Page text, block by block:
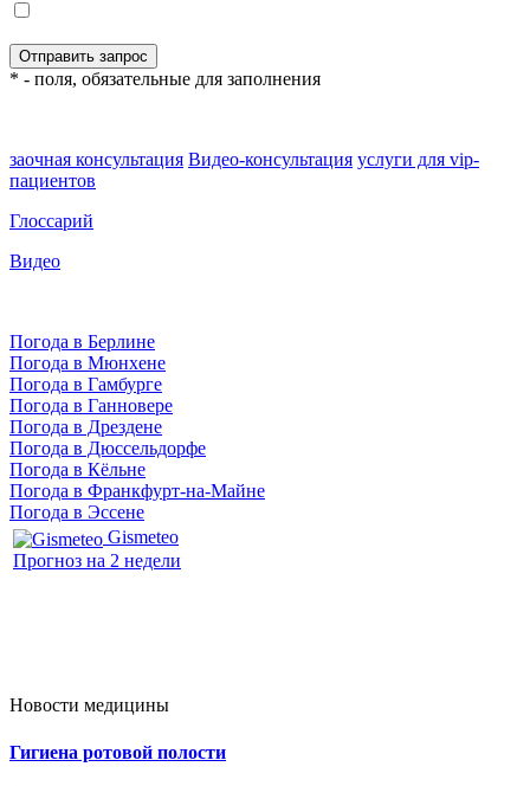
* - поля, обязательные для заполнения
заочная консультация Видео-консультация услуги для vip-
пациентов
Глоссарий
Видео
Погода в Берлине
Погода в Мюнхене
Погода в Гамбурге
Погода в Ганновере
Погода в Дрездене
Погода в Дюссельдорфе
Погода в Кёльне
Погода в Франкфурт-на-Майне
Погода в Эссене
Gismeteo
Прогноз на 2 недели
Новости медицины
Гигиена ротовой полости